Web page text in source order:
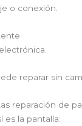
o conexión.
reparar sin
reparación de
es la pantalla: